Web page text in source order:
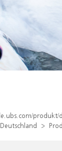
produkt/